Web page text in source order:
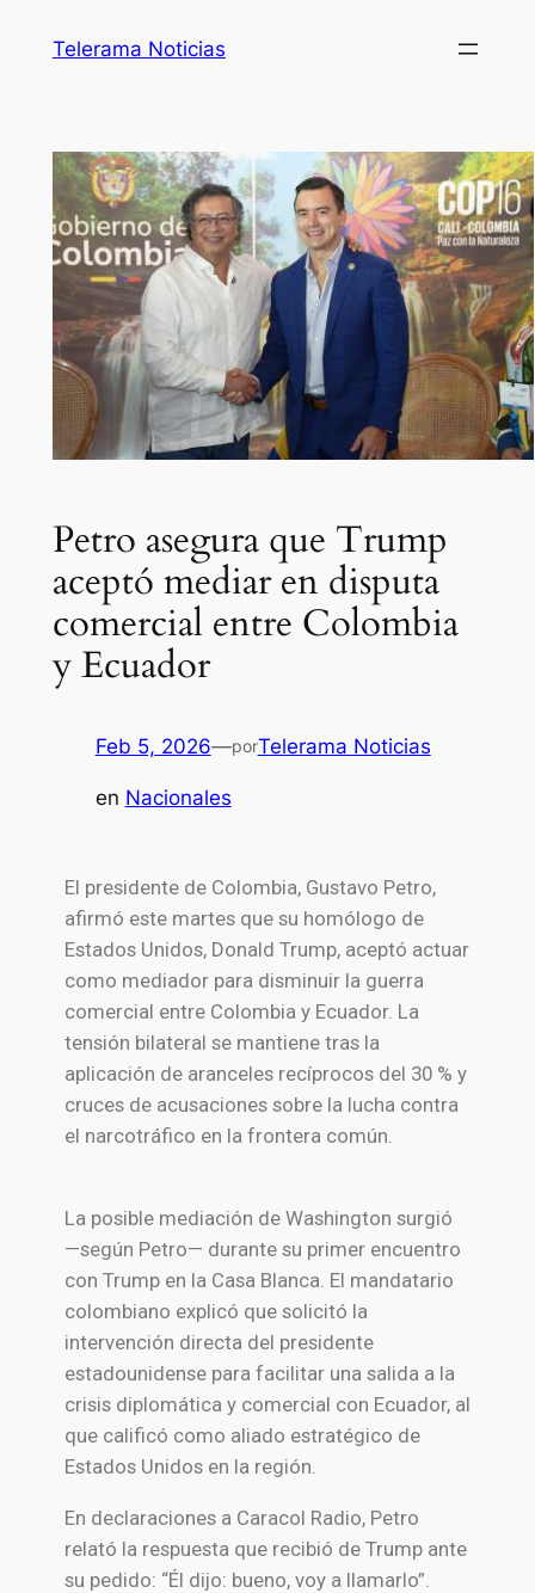
Telerama Noticias
Petro asegura que Trump
aceptó mediar en disputa
comercial entre Colombia
y Ecuador
Feb 5, 2026—porTelerama Noticias
en Nacionales
El presidente de Colombia, Gustavo Petro,
afirmó este martes que su homólogo de
Estados Unidos, Donald Trump, aceptó actuar
como mediador para disminuir la guerra
comercial entre Colombia y Ecuador. La
tensión bilateral se mantiene tras la
aplicación de aranceles recíprocos del 30 % y
cruces de acusaciones sobre la lucha contra
el narcotráfico en la frontera común.
La posible mediación de Washington surgió
—según Petro— durante su primer encuentro
con Trump en la Casa Blanca. El mandatario
colombiano explicó que solicitó la
intervención directa del presidente
estadounidense para facilitar una salida a la
crisis diplomática y comercial con Ecuador, al
que calificó como aliado estratégico de
Estados Unidos en la región.
En declaraciones a Caracol Radio, Petro
relató la respuesta que recibió de Trump ante
su pedido: “Él dijo: bueno, voy a llamarlo”.